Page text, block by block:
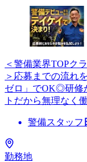
＜警備業界TOPク
＞応募までの流れ
ゼロ」でOK◎研修
トだから無理なく
警備スタッフ
勤務地